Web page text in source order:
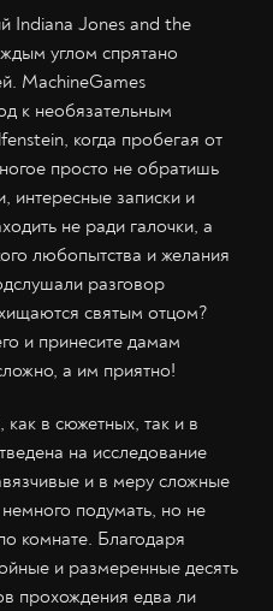
Indiana Jones and the
углом спрятано
MachineGames
к необязательным
когда пробегая от
просто не обратишь
интересные записки и
не ради галочки, а
любопытства и желания
разговор
святым отцом?
и принесите дамам
а им приятно!
в сюжетных, так и в
на исследование
и в меру сложные
подумать, но не
комнате. Благодаря
и размеренные десять
прохождения едва ли